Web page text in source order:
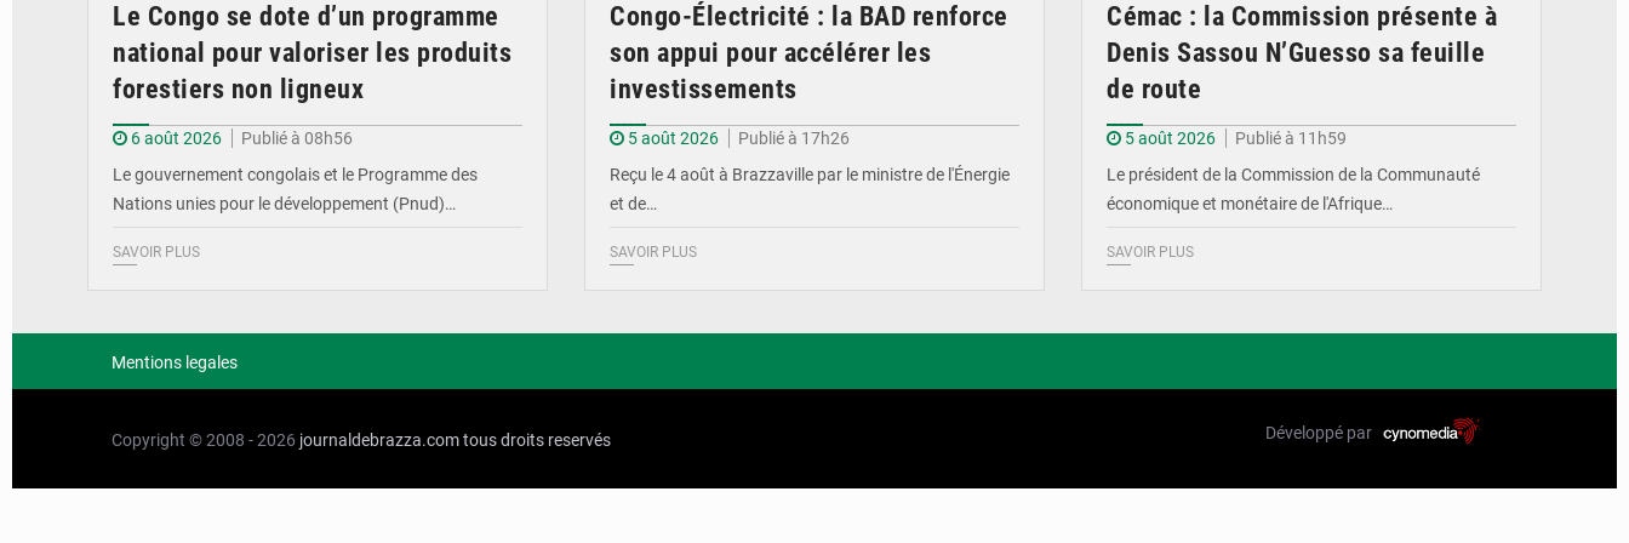
Le Congo se dote d’un programme
national pour valoriser les produits
forestiers non ligneux
6 août 2026
Publié à 08h56
Le gouvernement congolais et le Programme des
Nations unies pour le développement (Pnud)…
SAVOIR PLUS
Congo-Électricité : la BAD renforce
son appui pour accélérer les
investissements
5 août 2026
Publié à 17h26
Reçu le 4 août à Brazzaville par le ministre de l'Énergie
et de…
SAVOIR PLUS
Cémac : la Commission présente à
Denis Sassou N’Guesso sa feuille
de route
5 août 2026
Publié à 11h59
Le président de la Commission de la Communauté
économique et monétaire de l'Afrique…
SAVOIR PLUS
Mentions legales
Copyright © 2008 - 2026 journaldebrazza.comtous droits reservés Développé par